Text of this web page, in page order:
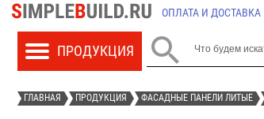
ОПЛАТА И ДОСТАВКА

ГЛАВНАЯ ПРОДУКЦИЯ ФАСАДНЫЕ ПАНЕЛИ ЛИТЫЕ